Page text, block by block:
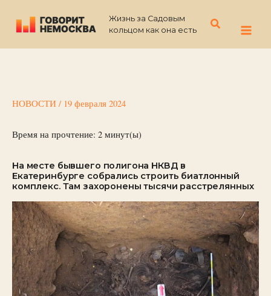
содержимому
Жизнь за Садовым
кольцом как она есть
Поиск
НОВОСТИ / 19 февраля 2024
Время на прочтение: 2 минут(ы)
На месте бывшего полигона НКВД в
Екатеринбурге собрались строить биатлонный
комплекс. Там захоронены тысячи расстрелянных